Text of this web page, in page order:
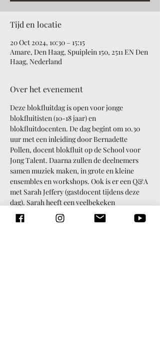
Tijd en locatie
20 Oct 2024, 10:30 – 15:15
Amare, Den Haag, Spuiplein 150, 2511 EN Den
Haag, Nederland
Over het evenement
Deze blokfluitdag is open voor jonge
blokfluitisten (10-18 jaar) en
blokfluitdocenten. De dag begint om 10.30
uur met een inleiding door Bernadette
Pollen, docent blokfluit op de School voor
Jong Talent. Daarna zullen de deelnemers
samen muziek maken, in grote en kleine
ensembles en workshops. Ook is er een Q&A
met Sarah Jeffery (gastdocent tijdens deze
dag). Sarah heeft een veelbekeken
YouTubekanaal over de blokfluit. De dag
wordt afgesloten met een klein concertje.